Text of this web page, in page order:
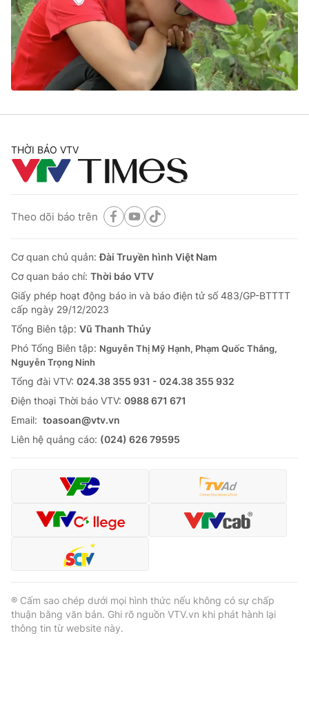
THỜI BÁO VTV
Theo dõi báo trên
Cơ quan chủ quản:Đài Truyền hình Việt Nam
Cơ quan báo chí: Thời báo VTV
Giấy phép hoạt động báo in và báo điện tử số 483/GP-BTTTT
cấp ngày 29/12/2023
Tổng Biên tập: Vũ Thanh Thủy
Phó Tổng Biên tập: Nguyễn Thị Mỹ Hạnh, Phạm Quốc Thắng,
Nguyễn Trọng Ninh
Tổng đài VTV: 024.38 355 931 - 024.38 355 932
Ðiện thoại Thời báo VTV: 0988 671 671
Email: toasoan@vtv.vn
Liên hệ quảng cáo: (024) 626 79595
® Cấm sao chép dưới mọi hình thức nếu không có sự chấp
thuận bằng văn bản. Ghi rõ nguồn VTV.vn khi phát hành lại
thông tin từ website này.